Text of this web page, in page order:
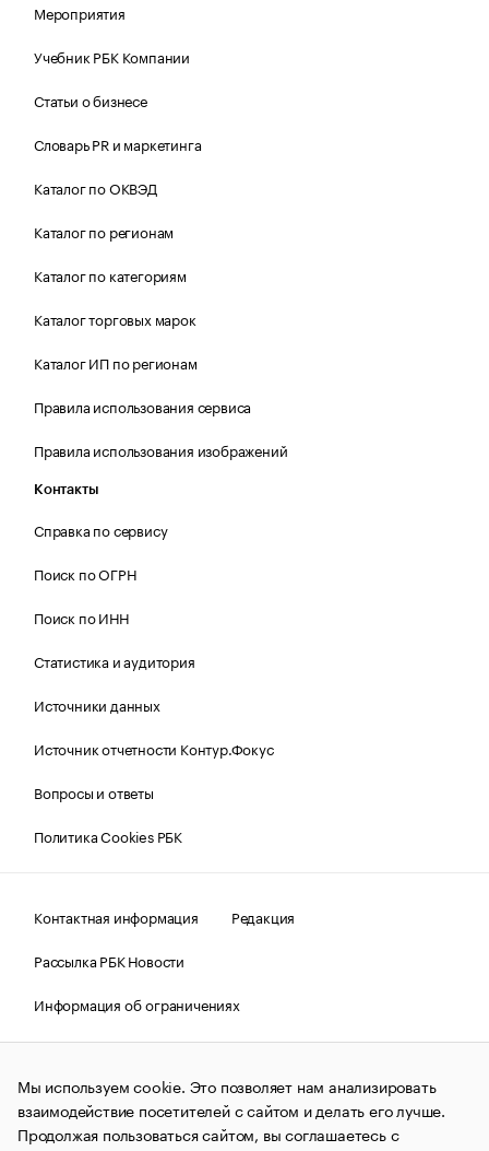
Мероприятия
Учебник РБК Компании
Статьи о бизнесе
Словарь PR и маркетинга
Каталог по ОКВЭД
Каталог по регионам
Каталог по категориям
Каталог торговых марок
Каталог ИП по регионам
Правила использования сервиса
Правила использования изображений
Контакты
Справка по сервису
Поиск по ОГРН
Поиск по ИНН
Статистика и аудитория
Источники данных
Источник отчетности Контур.Фокус
Вопросы и ответы
Политика Cookies РБК
Контактная информация
Редакция
Рассылка РБК Новости
Информация об ограничениях
Правовая информация
О соблюдении авторских прав
© АО «РОСБИЗНЕСКОНСАЛТИНГ»,1995–2026.Сообщения
и материалы информационного агентства «РБК»
(зарегистрировано Федеральной службой по надзору в сфере
связи, информационных технологий и массовых
Мы используем cookie. Это позволяет нам анализировать
взаимодействие посетителей с сайтом и делать его лучше.
Продолжая пользоваться сайтом, вы соглашаетесь с